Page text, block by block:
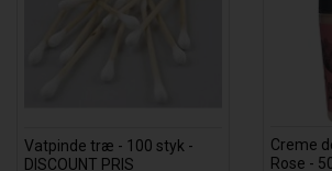
Vatpinde træ - 100 styk -
DISCOUNT PRIS
Creme
Rose -